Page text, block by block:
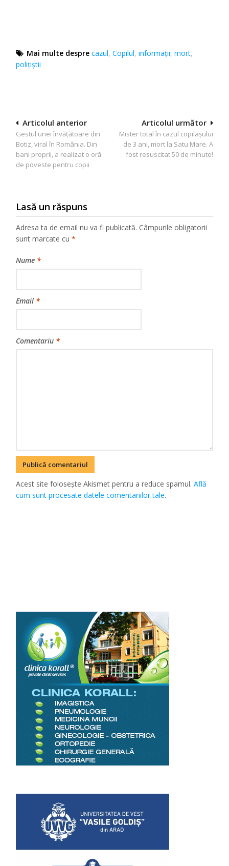
Mai multe despre cazul,Copilul,informații,mort,
polițiștii
Navigare
în
articole
Articolul următor
Mister total în cazul copilașului
de 3 ani, mort la Satu Mare. A
fost resuscitat 50 de minute!
Articolul anterior
Gestul unei învățătoare din
Botiz, viral în România. Din
bani proprii, a realizat o oră
de poveste pentru copii
Lasă un răspuns
Adresa ta de email nu va fi publicată. Câmpurile obligatorii
sunt marcate cu*
Nume *
Email *
Comentariu *
Acest site folosește Akismet pentru a reduce spamul.Află
cum sunt procesate datele comentariilor tale.